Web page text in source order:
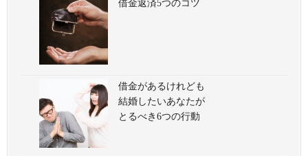
借金返済5つのコツ
借金があるけれども
結婚したいあなたが
とるべき6つの行動